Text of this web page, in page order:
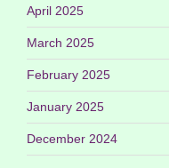
April 2025
March 2025
February 2025
January 2025
December 2024